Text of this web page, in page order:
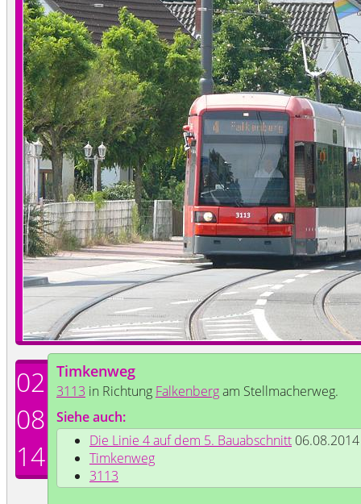
02
08
14
Timkenweg
3113 in Richtung Falkenbergam Stellmacherweg.
Siehe auch:
Die Linie 4 auf dem 5. Bauabschnitt 06.08.2014
Timkenweg
3113